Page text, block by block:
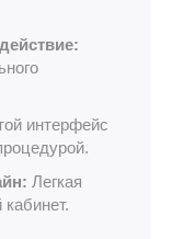
интерфейс
Легкая